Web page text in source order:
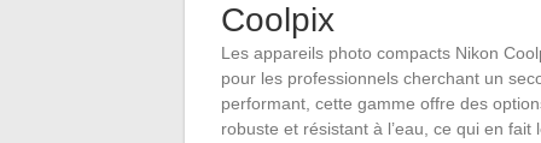
Coolpix
Les appareils photo compacts Nikon
pour les professionnels cherchant un
performant, cette gamme offre des
robuste et résistant à l’eau, ce qui en